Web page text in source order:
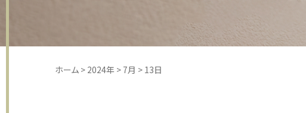
ホーム > 2024年 > 7月 > 13日